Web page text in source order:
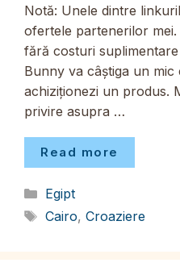
Notă: Unele dintre
ofertele partenerilor
fără costuri
Bunny va câștiga un mic
achiziționezi un produs.
privire asupra …
Read more
Categorii
Egipt
Etichete
Cairo, Croaziere